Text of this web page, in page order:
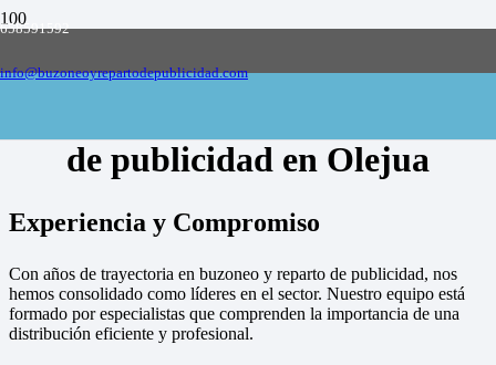
658591592
info@buzoneoyrepartodepublicidad.com
Empresa de buzoneo y reparto de publicidad
de publicidad en Olejua
Experiencia y Compromiso
Con años de trayectoria en buzoneo y reparto de publicidad, nos
hemos consolidado como líderes en el sector. Nuestro equipo está
formado por especialistas que comprenden la importancia de una
distribución eficiente y profesional.